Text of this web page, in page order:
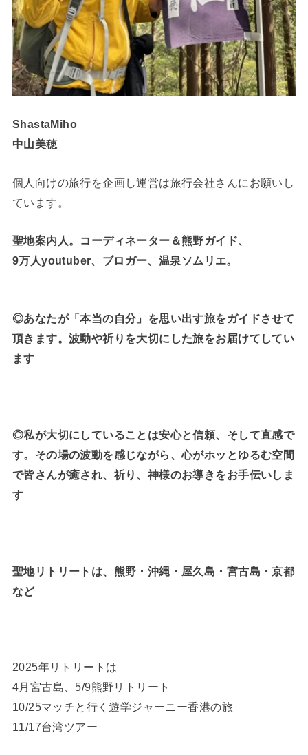
ShastaMiho
中山美穂
個人向けの旅行を企画し運営は旅行会社さんにお願いし
ています。
聖地案内人。コーディネーター＆熊野ガイド、
9万人youtuber、ブロガー、温泉ソムリエ。
◎あなたが「本当の自分」を思い出す旅をガイドさせて
頂きます。波動や祈りを大切にした旅をお届けてしてい
ます
◎私が大切にしていることは安心と信頼、そして直感で
す。その場の波動を感じながら、心がホッとゆるむ空間
で皆さんが癒され、祈り、神様のお導きをお手伝いしま
す
聖地リトリートは、熊野・沖縄・屋久島・宮古島・京都
など
2025年リトリートは
4月宮古島、5/9熊野リトリート
10/25マッチと行く遊学ジャーニー香港の旅
11/17台湾ツアー